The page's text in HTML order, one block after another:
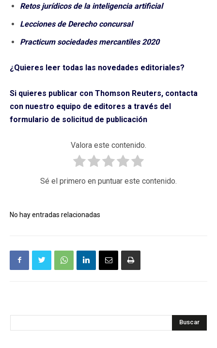
Retos jurídicos de la inteligencia artificial
Lecciones de Derecho concursal
Practicum sociedades mercantiles 2020
¿Quieres leer todas las novedades editoriales?
Si quieres publicar con Thomson Reuters, contacta
con nuestro equipo de editores a través del
formulario de solicitud de publicación
Valora este contenido.
Sé el primero en puntuar este contenido.
No hay entradas relacionadas
Buscar